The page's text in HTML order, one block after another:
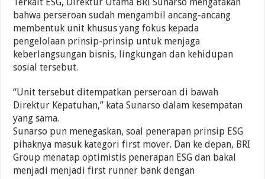
bahwa perseroan sudah mengambil ancang-ancang
membentuk unit khusus yang fokus kepada
pengelolaan prinsip-prinsip untuk menjaga
keberlangsungan bisnis, lingkungan dan kehidupan
sosial tersebut.
“Unit tersebut ditempatkan perseroan di bawah
Direktur Kepatuhan,” kata Sunarso dalam kesempatan
yang sama.
Sunarso pun menegaskan, soal penerapan prinsip ESG
pihaknya masuk kategori first mover. Dan ke depan, BRI
Group menatap optimistis penerapan ESG dan bakal
menjadi menjadi first runner bank dengan